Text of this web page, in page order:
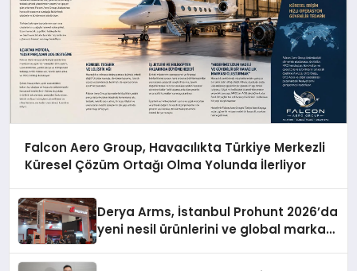
Falcon Aero Group, Havacılıkta Türkiye Merkezli
Küresel Çözüm Ortağı Olma Yolunda İlerliyor
Derya Arms, İstanbul Prohunt 2026’da
yeni nesil ürünlerini ve global marka